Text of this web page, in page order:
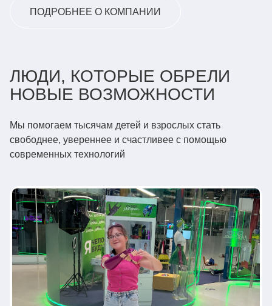
ПОДРОБНЕЕ О КОМПАНИИ
ЛЮДИ, КОТОРЫЕ ОБРЕЛИ
НОВЫЕ ВОЗМОЖНОСТИ
Мы помогаем тысячам детей и взрослых стать
свободнее, увереннее и счастливее с помощью
современных технологий
Взрослые Бионические протезы
БАЛАНС ТЕХНОЛОГИЙ И
ИЗЯЩЕСТВА